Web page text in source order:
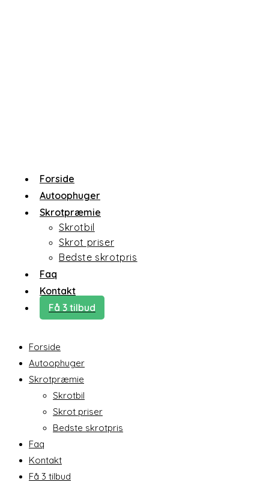
Forside
Autoophuger
Skrotpræmie
Skrotbil
Skrot priser
Bedste skrotpris
Faq
Kontakt
Få 3 tilbud
Forside
Autoophuger
Skrotpræmie
Skrotbil
Skrot priser
Bedste skrotpris
Faq
Kontakt
Få 3 tilbud